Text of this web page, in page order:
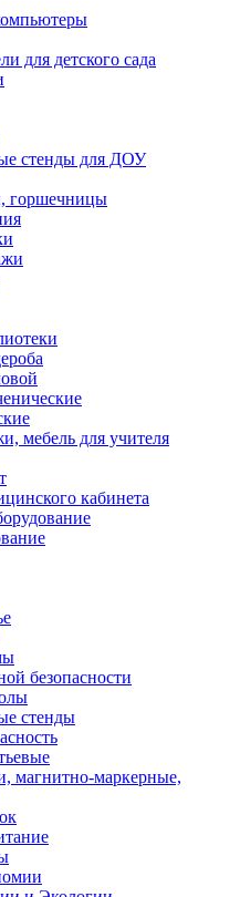
для детского сада
стенды для ДОУ
горшечницы
мебель для учителя
кабинета
безопасности
стенды
магнитно-маркерные,